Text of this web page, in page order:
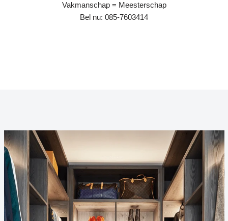
Vakmanschap = Meesterschap
Bel nu: 085-7603414